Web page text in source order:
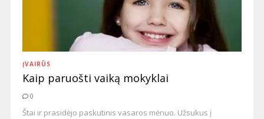
ĮVAIRŪS
Kaip paruošti vaiką mokyklai
0
Štai ir prasidėjo paskutinis vasaros mėnuo. Užsukus į